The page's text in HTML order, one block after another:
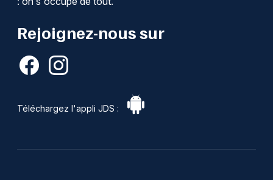
Rejoignez-nous sur
Téléchargez l'appli JDS :